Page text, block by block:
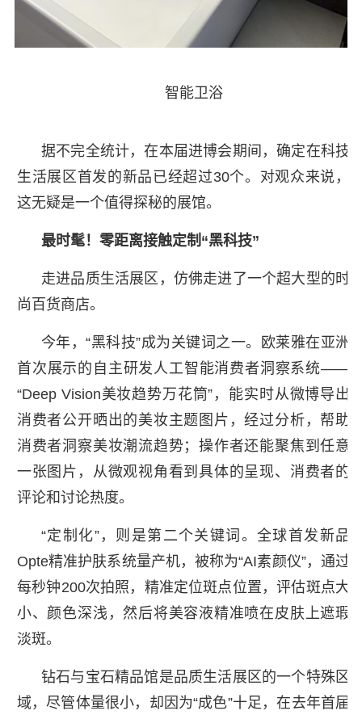
智能卫浴
据不完全统计，在本届进博会期间，确定在科技
生活展区首发的新品已经超过30个。对观众来说，
这无疑是一个值得探秘的展馆。
最时髦！零距离接触定制“黑科技”
走进品质生活展区，仿佛走进了一个超大型的时
尚百货商店。
今年，“黑科技”成为关键词之一。欧莱雅在亚洲
首次展示的自主研发人工智能消费者洞察系统——
“Deep Vision美妆趋势万花筒”，能实时从微博导出
消费者公开晒出的美妆主题图片，经过分析，帮助
消费者洞察美妆潮流趋势；操作者还能聚焦到任意
一张图片，从微观视角看到具体的呈现、消费者的
评论和讨论热度。
“定制化”，则是第二个关键词。全球首发新品
Opte精准护肤系统量产机，被称为“AI素颜仪”，通过
每秒钟200次拍照，精准定位斑点位置，评估斑点大
小、颜色深浅，然后将美容液精准喷在皮肤上遮瑕
淡斑。
钻石与宝石精品馆是品质生活展区的一个特殊区
域，尽管体量很小，却因为“成色”十足，在去年首届